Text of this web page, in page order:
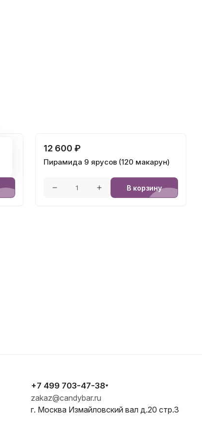
12 600 ₽
Пирамида 9 ярусов (120 макарун)
В корзину
+7 499 703-47-38
zakaz@candybar.ru
г. Москва Измайловский вал д.20 стр.3